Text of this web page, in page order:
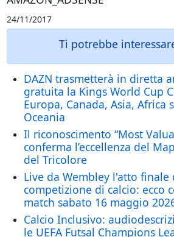
24/11/2017
Ti potrebbe
DAZN trasmetterà in diretta
gratuita la Kings World Cup
Europa, Canada, Asia, Africa
Oceania
Il riconoscimento “Most
conferma l’eccellenza del
del Tricolore
Live da Wembley l'atto
competizione di calcio: ecco
match sabato 16 maggio
Calcio Inclusivo:
le UEFA Futsal Champions